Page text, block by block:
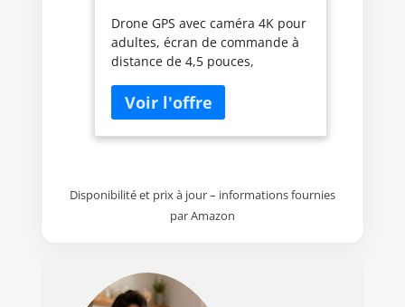
4,5 pouces, évitement
automatique d'obstacles,
autonomie de vol de 22
minutes
Drone GPS avec caméra 4K pour
adultes, écran de commande à
distance de 4,5 pouces,
d'obstacles, autonomie de vol
de 22 minutes
Disponibilité et prix à jour – informations fournies
par Amazon